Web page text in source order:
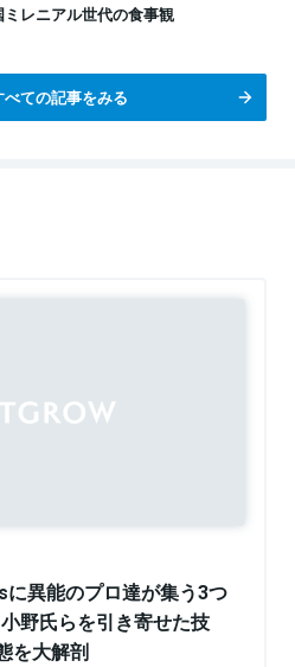
ミレニアル世代の食事観
ての記事をみる
異能のプロ達が集う3つ
野氏らを引き寄せた技
を大解剖